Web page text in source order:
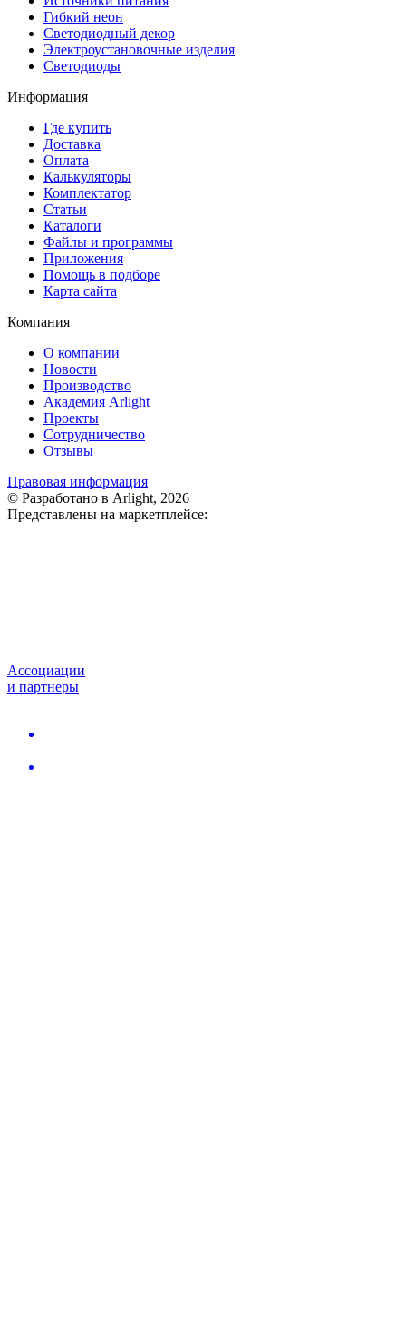
Гибкий неон
Светодиодный декор
Электроустановочные изделия
Светодиоды
Информация
Где купить
Доставка
Оплата
Калькуляторы
Комплектатор
Статьи
Каталоги
Файлы и программы
Приложения
Помощь в подборе
Карта сайта
Компания
О компании
Новости
Производство
Академия Arlight
Проекты
Сотрудничество
Отзывы
Правовая информация
© Разработано в Arlight, 2026
Представлены на маркетплейсе:
Ассоциации
и партнеры